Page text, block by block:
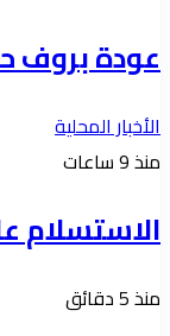
عودة بروف
الأخبار المحلية
منذ 9 ساعات
الاستسلام
منذ 5 دقائق